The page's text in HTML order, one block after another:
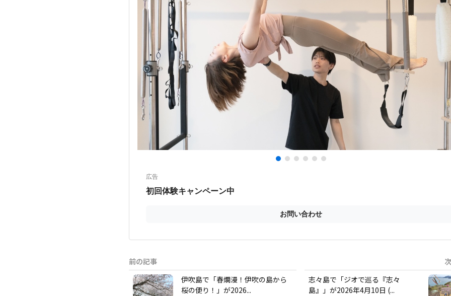
前の記事
伊吹島で「春爛漫！伊吹の島から
桜の便り！」が2026...
志々島で「ジオで巡る『志々
島』」が2026年4月10日 (...